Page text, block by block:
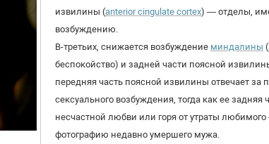
извилины (anterior cingulate cortex) — отделы,
возбуждению.
В-третьих, снижается возбуждение миндалины (
беспокойство) и задней части поясной
передняя часть поясной извилины отвечает
сексуального возбуждения, тогда как ее
несчастной любви или горя от утраты
фотографию недавно умершего мужа.